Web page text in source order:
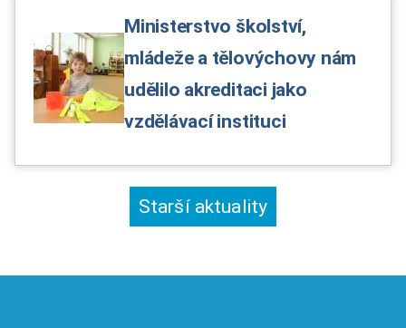
Ministerstvo školství,
mládeže a tělovýchovy nám
udělilo akreditaci jako
vzdělávací instituci
Starší aktuality